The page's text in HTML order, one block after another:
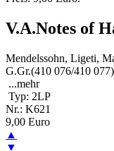
V.A.Notes of
Mendelssohn, Ligeti,
G.Gr.(410 076/410
...mehr
Typ: 2LP
Nr.: K621
9,00 Euro
▲
▼